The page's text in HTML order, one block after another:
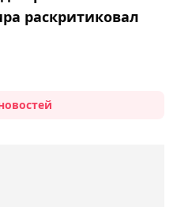
раскритиковал